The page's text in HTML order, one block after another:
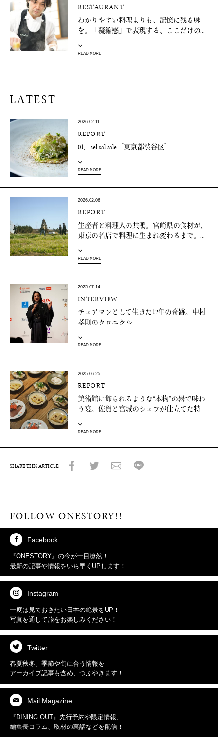
RESTAURANT
わかりやすい料理よりも、記憶に残る味
を。「凝縮感」で表現する、ここだけの...
READ MORE
LATEST
2026.02.11
REPORT
01．sel sal sale［東京都渋谷区］
READ MORE
2026.02.06
REPORT
生産者と料理人の共鳴。宮崎県の食材が、
東京の名店で料理に生まれ変わるまで。...
READ MORE
2025.07.14
INTERVIEW
チェアマンとして生きた12年の奇跡。中村
孝則のクロニクル
READ MORE
2025.06.25
REPORT
美術館に飾られるような“本物”の器で味わ
う宴。佐賀と宮城のシェフが仕立てた特...
READ MORE
SHARE THIS ARTICLE
FOLLOW ONESTORY!!
Facebook
『ONESTORY』の今が一目瞭然！
最新の記事や情報をいち早くUPします！
Instagram
一度は見ておきたい 日本の絶景をUP！
写真を通して旅をお楽しみください！
Twitter
春夏秋冬、季節や旬に合う情報を
アーカイブ記事も含め、 つぶやきます！
Mail Magazine
『DINING OUT』先行予約や限定情報、
編集長コラム、 取材の裏話などを配信！